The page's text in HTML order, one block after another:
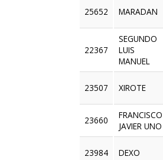
25652 MARADAN
22367
SEGUNDO
LUIS
MANUEL
23507 XIROTE
23660
FRANCISCO
JAVIER UNO
23984 DEXO